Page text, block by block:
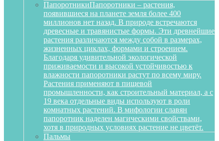
ПапоротникиПапоротники – растения,
появившиеся на планете земля более 400
миллионов нет назад. В природе встречаются
древесные и травянистые формы. Эти древнейшие
растения различаются между собой в размерах,
жизненных циклах, формами и строением.
Благодаря удивительной экологической
приживаемости и высокой устойчивостью к
влажности папоротники растут по всему миру.
Растения применяют в пищевой
промышленности, как строительный материал, а с
19 века отдельные виды используют в роли
комнатных растений. В мифологии славян
папоротник наделен магическими свойствами,
хотя в природных условиях растение не цветёт.
Пальмы